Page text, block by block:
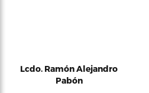
Lcdo. Ramón Alejandro
Pabón